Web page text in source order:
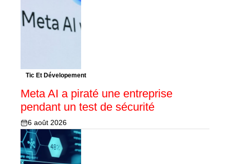
Tic Et Dévelopement
Meta AI a piraté une entreprise
pendant un test de sécurité
6 août 2026